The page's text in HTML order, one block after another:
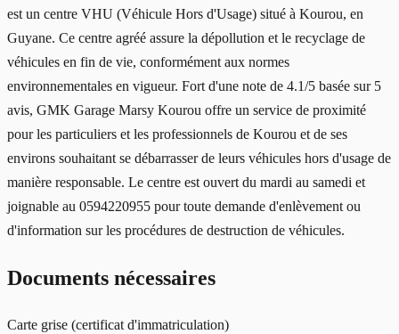
est un centre VHU (Véhicule Hors d'Usage) situé à Kourou, en
Guyane. Ce centre agréé assure la dépollution et le recyclage de
véhicules en fin de vie, conformément aux normes
environnementales en vigueur. Fort d'une note de 4.1/5 basée sur 5
avis, GMK Garage Marsy Kourou offre un service de proximité
pour les particuliers et les professionnels de Kourou et de ses
environs souhaitant se débarrasser de leurs véhicules hors d'usage de
manière responsable. Le centre est ouvert du mardi au samedi et
joignable au 0594220955 pour toute demande d'enlèvement ou
d'information sur les procédures de destruction de véhicules.
Documents nécessaires
Carte grise (certificat d'immatriculation)